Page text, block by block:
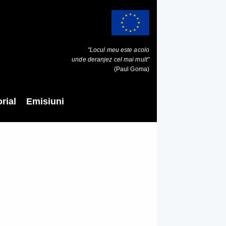
"Locul meu este acolo
unde deranjez cel mai mult"
(Paul Goma)
Emisiuni